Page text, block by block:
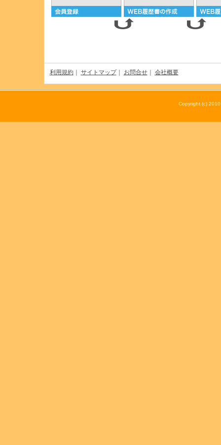
利用規約｜ サイトマップ｜ お問合せ｜ 会社概要
Copyright (c)